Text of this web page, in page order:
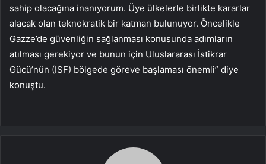
sahip olacağına inanıyorum. Üye ülkelerle birlikte kararlar
alacak olan teknokratik bir katman bulunuyor. Öncelikle
Gazze’de güvenliğin sağlanması konusunda adımların
atılması gerekiyor ve bunun için Uluslararası İstikrar
Gücü’nün (ISF) bölgede göreve başlaması önemli” diye
konuştu.